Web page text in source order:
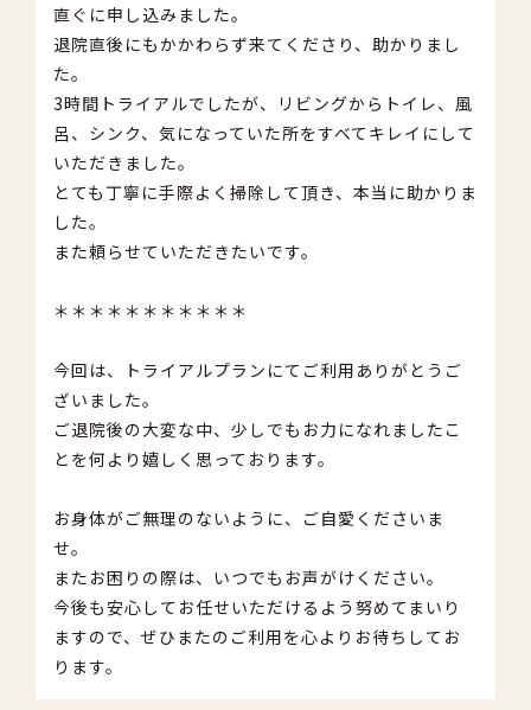
直ぐに申し込みました。
退院直後にもかかわらず来てくださり、助かりまし
た。
3時間トライアルでしたが、リビングからトイレ、風
呂、シンク、気になっていた所をすべてキレイにして
いただきました。
とても丁寧に手際よく掃除して頂き、本当に助かりま
した。
また頼らせていただきたいです。
＊＊＊＊＊＊＊＊＊＊＊
今回は、トライアルプランにてご利用ありがとうご
ざいました。
ご退院後の大変な中、少しでもお力になれましたこ
とを何より嬉しく思っております。
お身体がご無理のないように、ご自愛くださいま
せ。
またお困りの際は、いつでもお声がけください。
今後も安心してお任せいただけるよう努めてまいり
ますので、ぜひまたのご利用を心よりお待ちしてお
ります。